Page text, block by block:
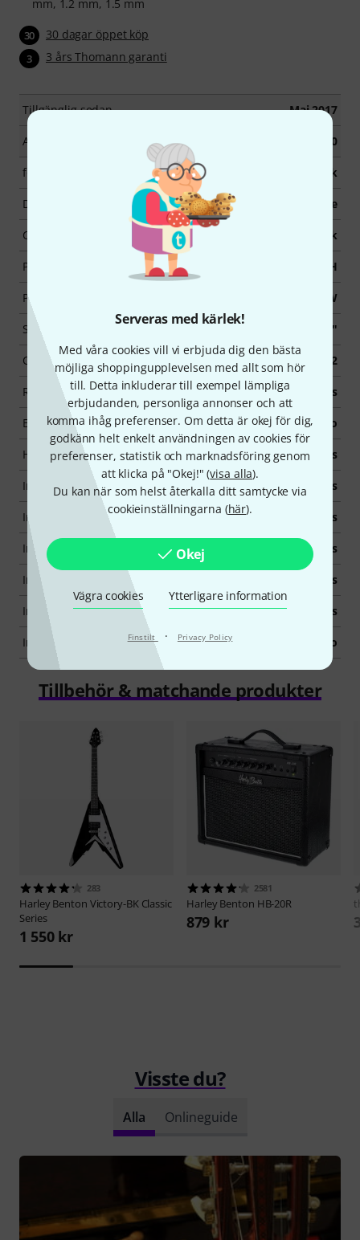
Serveras med kärlek!
Med våra cookies vill vi erbjuda dig den bästa
möjliga shoppingupplevelsen med allt som hör
till. Detta inkluderar till exempel lämpliga
erbjudanden, personliga annonser och att
komma ihåg preferenser. Om detta är okej för dig,
godkänn helt enkelt användningen av cookies för
preferenser, statistik och marknadsföring genom
att klicka på "Okej!" (visa alla).
Du kan när som helst återkalla ditt samtycke via
cookieinställningarna (här).
Okej
Vägra cookies Ytterligare information
Finstilt · Privacy Policy
mm, 1.2 mm, 1.5 mm
30 30 dagar öppet köp
3 3 års Thomann garanti
Tillgänglig sedan Maj 2017
Artikelnummer 415100
försäljningsenhet 1 Styck
Design V-Style
Colour Black
Pickup System HH
Power in Watts 20 W
Speaker 1x 8"
Channels 2
Reverb Yes
Effects No
Headphone connection Yes
Incl. Case / Gigbag Yes
Incl. Cabel Yes
Incl. Picks Yes
Incl. Tuner Yes
Incl. Strap Yes
Incl. Educational Book No
Tillbehör & matchande produkter
283
Harley Benton Victory-BK Classic
Series
1 550 kr
2581
Harley Benton HB-20R
879 kr
Visste du?
Alla Onlineguide